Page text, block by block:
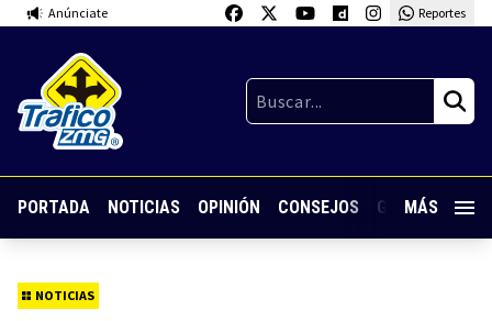
Anúnciate Reportes
PORTADA NOTICIAS OPINIÓN CONSEJOS GUARDIA
MÁS
NOTICIAS